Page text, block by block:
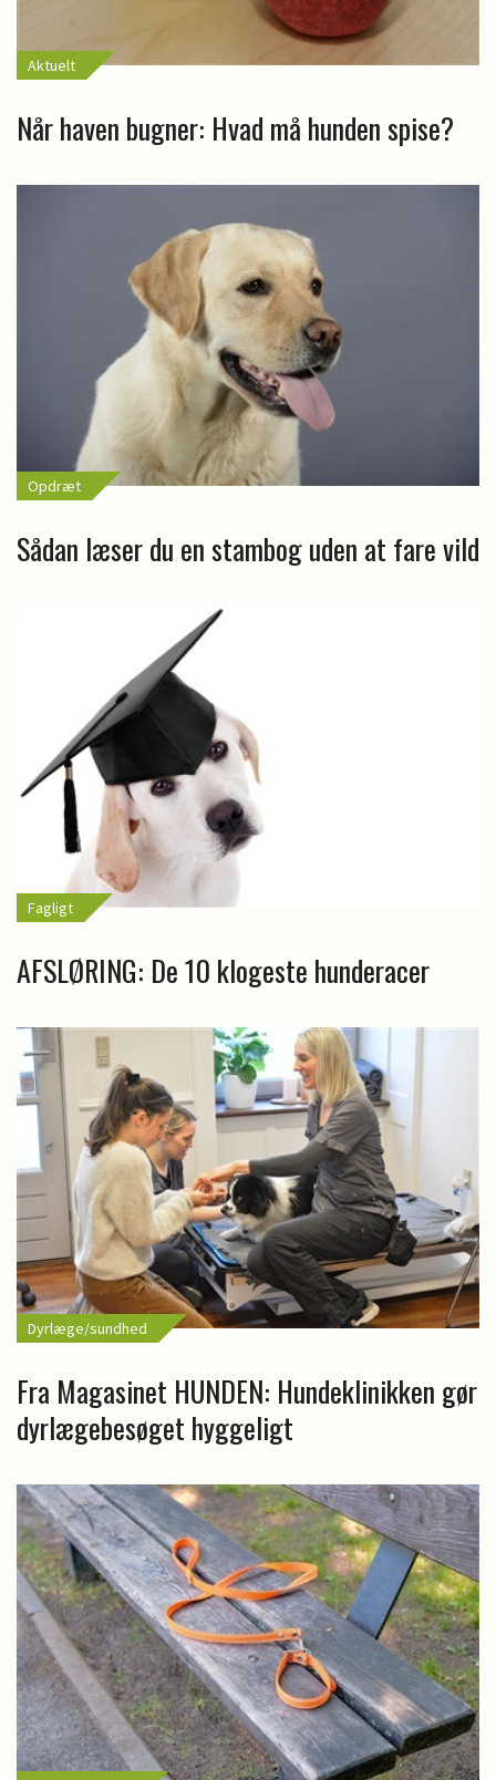
Aktuelt
Når haven bugner: Hvad må hunden spise?
Opdræt
Sådan læser du en stambog uden at fare vild
Fagligt
AFSLØRING: De 10 klogeste hunderacer
Dyrlæge/sundhed
Fra Magasinet HUNDEN: Hundeklinikken gør
dyrlægebesøget hyggeligt